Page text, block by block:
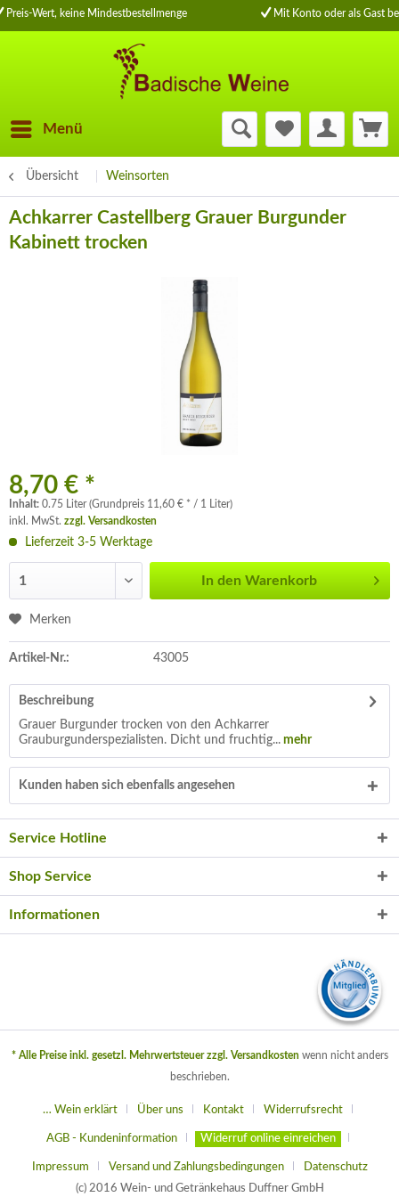
Preis-Wert, keine Mindestbestellmenge Mit Konto oder als Gast
Menü
Übersicht Weinsorten
Achkarrer Castellberg Grauer Burgunder
Kabinett trocken
8,70 € *
Inhalt: 0.75 Liter (Grundpreis 11,60 € * / 1 Liter)
inkl. MwSt. zzgl. Versandkosten
Lieferzeit 3-5 Werktage
In den Warenkorb
Merken
Artikel-Nr.: 43005
Beschreibung
Grauer Burgunder trocken von den Achkarrer
Grauburgunderspezialisten. Dicht und fruchtig... mehr
Kunden haben sich ebenfalls angesehen
Service Hotline
Shop Service
Informationen
* Alle Preise inkl. gesetzl. Mehrwertsteuer zzgl. Versandkostenwenn nicht anders
beschrieben.
… Wein erklärt Über uns Kontakt Widerrufsrecht
AGB - Kundeninformation Widerruf online einreichen
Impressum Versand und Zahlungsbedingungen
Datenschutz
(c) 2016 Wein- und Getränkehaus Duffner GmbH